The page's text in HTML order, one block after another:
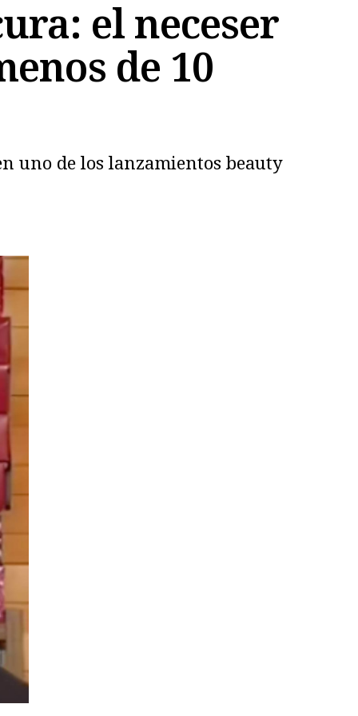
el neceser
de 10
uno de los lanzamientos beauty